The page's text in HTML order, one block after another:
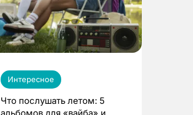
Интересное
Что послушать летом: 5